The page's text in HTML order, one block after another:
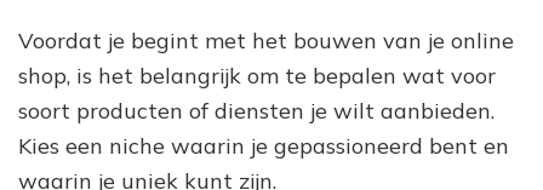
Voordat je begint met het bouwen van je online
shop, is het belangrijk om te bepalen wat voor
soort producten of diensten je wilt aanbieden.
Kies een niche waarin je gepassioneerd bent en
waarin je uniek kunt zijn.